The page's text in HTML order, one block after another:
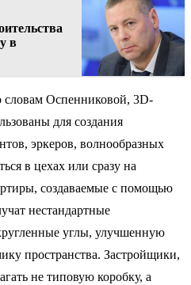
в
Оспенниковой, 3D-
для создания
эркеров, волнообразных
в цехах или сразу на
создаваемые с помощью
нестандартные
углы, улучшенную
пространства. Застройщики,
не типовую коробку, а